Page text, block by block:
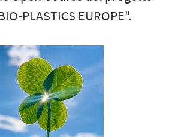
PLASTICS EUROPE".